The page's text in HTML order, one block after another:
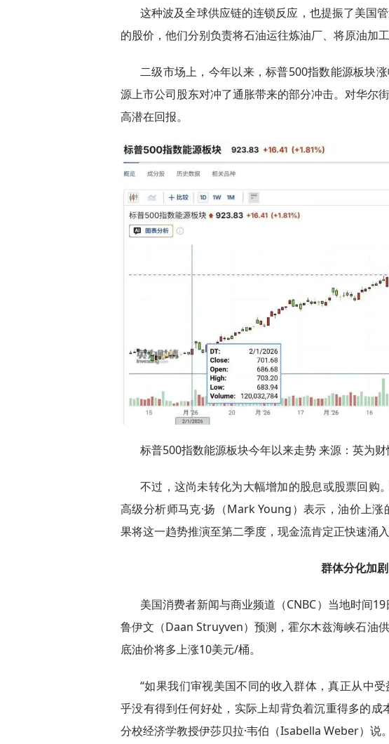
这种波及全球供应链的连锁反应，也提振了美国
的股价，他们分别负责将石油运往炼油厂、将原油加
二级市场上，今年以来，标普500指数能源板块
源上市公司股东对冲了通胀带来的部分冲击。对华尔
高潜在回报。
标普500指数能源板块今年以来走势 来源：英为财
不过，这尚未转化为大幅增加的股息或股票回购
高级分析师马克·扬（Mark Young）表示，油价上涨
果将这一趋势推演至第二季度，现金流肯定正快速涌
群体分化加剧
美国消费者新闻与商业频道（CNBC）当地时间
鲁伊文（Daan Struyven）预测，霍尔木兹海峡石油
底油价将多上涨10美元/桶。
“如果我们审视美国不同的收入群体，真正从中
乎没有得到任何好处，实际上却背负着沉重得多的成
分校经济学教授伊莎贝拉·韦伯（Isabella Weber）说。